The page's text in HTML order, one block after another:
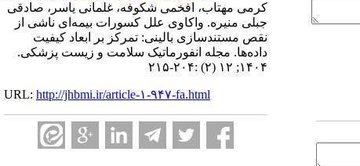
کرمی مهتاب، افخمی شکوفه، غلمانی یاسر، صادقی
جبلی منیره. واکاوی علل کسورات بیمه‌ای ناشی از
نقص مستندسازی بالینی: تمرکز بر ابعاد کیفیت
داده‌ها. مجله انفورماتیک سلامت و زیست پزشکی.
۱۴۰۴; ۱۲ (۲) :۲۰۴-۲۱۵
URL: http://jhbmi.ir/article-۱-۹۴۷-fa.html